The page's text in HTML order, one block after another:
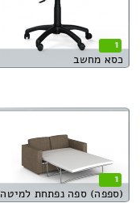
1
כסא מחשב
1
(ספפה) ספה נפתחת למיטה